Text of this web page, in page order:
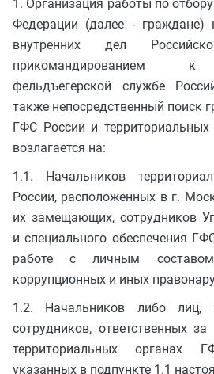
1. Организация работы по
Федерации (далее -
внутренних дел
прикомандированием к
фельдъегерской службе
также непосредственный поиск
ГФС России и
возлагается на:
1.1. Начальников
России, расположенных в г.
их замещающих, сотрудников
и специального обеспечения
работе с личным
коррупционных и иных
1.2. Начальников либо
сотрудников, ответственных
территориальных органах
указанных в подпункте 1.1